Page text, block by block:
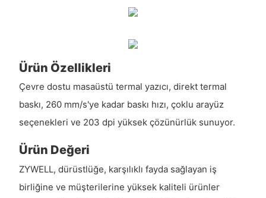
Ürün Özellikleri
Çevre dostu masaüstü termal yazıcı, direkt termal
baskı, 260 mm/s'ye kadar baskı hızı, çoklu arayüz
seçenekleri ve 203 dpi yüksek çözünürlük sunuyor.
Ürün Değeri
ZYWELL, dürüstlüğe, karşılıklı fayda sağlayan iş
birliğine ve müşterilerine yüksek kaliteli ürünler